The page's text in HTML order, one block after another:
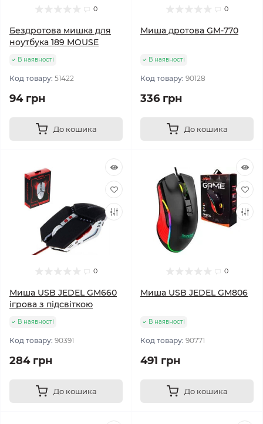
0
Бездротова мишка для
ноутбука 189 MOUSE
В наявності
Код товару: 51422
94 грн
До кошика
0
Миша дротова GM-770
В наявності
Код товару: 90128
336 грн
До кошика
0
Миша USB JEDEL GM660
ігрова з підсвіткою
В наявності
Код товару: 90391
284 грн
До кошика
0
Миша USB JEDEL GM806
В наявності
Код товару: 90771
491 грн
До кошика